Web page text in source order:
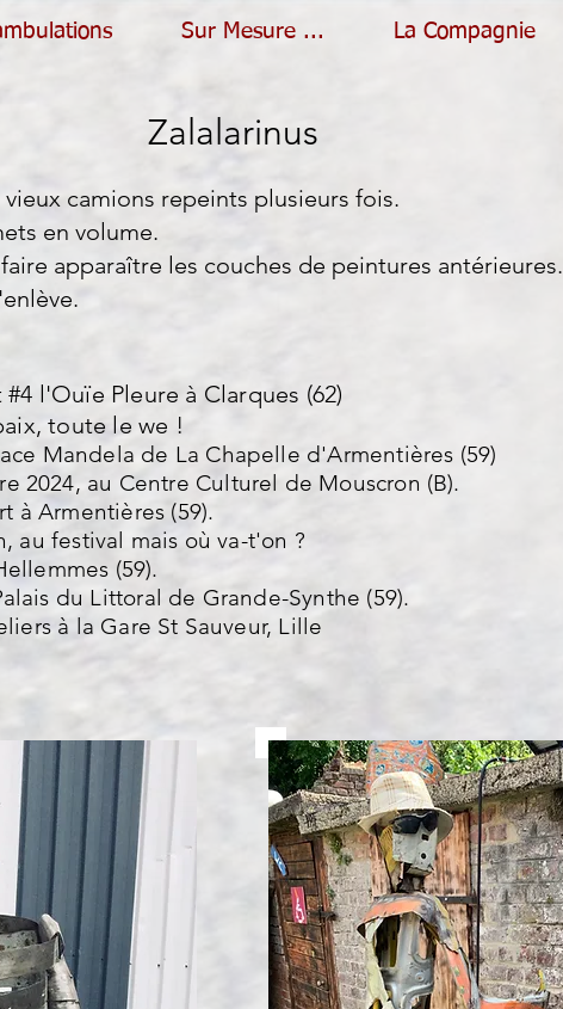
Sur Mesure ... La Compagnie
Zalalarinus
camions repeints plusieurs fois.
en volume.
apparaître les couches de peintures antérieures.
l'Ouïe Pleure à Clarques (62)
toute le we !
Mandela de La Chapelle d'Armentières (59)
2024, au Centre Culturel de Mouscron (B).
à Armentières (59).
au festival mais où va-t'on ?
(59).
du Littoral de Grande-Synthe (59).
à la Gare St Sauveur, Lille